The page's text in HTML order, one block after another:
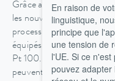
Grâce au concept
les nouveaux thermostats
process avec une
équipés en standard
Pt 100. D'autres
peuvent facilement être
En raison de
linguistique,
principe que
une tension de
l'UE. Si ce
pouvez adapter